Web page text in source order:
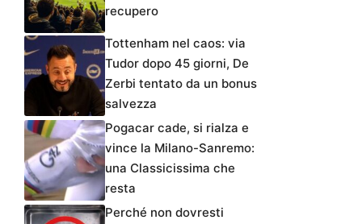
recupero
Tottenham nel caos: via
Tudor dopo 45 giorni, De
Zerbi tentato da un bonus
salvezza
Pogacar cade, si rialza e
vince la Milano-Sanremo:
una Classicissima che
resta
Perché non dovresti